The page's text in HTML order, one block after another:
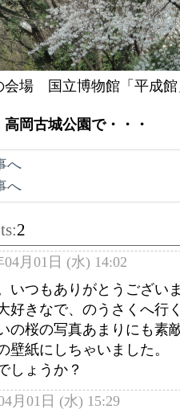
会場 国立博物館「平成
岡古城公園で・・・
へ
へ
2
04月01日 (水) 14:02
いつもありがとうござい
好きなで、のうさくへ行
の桜の写真あまりにも素
壁紙にしちゃいました。
しょうか？
月01日 (水) 15:29